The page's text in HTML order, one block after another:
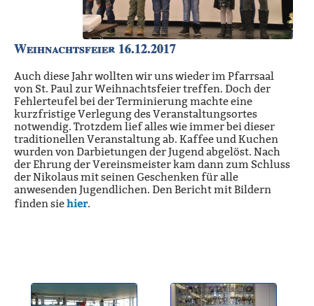
Weihnachtsfeier 16.12.2017
Auch diese Jahr wollten wir uns wieder im Pfarrsaal
von St. Paul zur Weihnachtsfeier treffen. Doch der
Fehlerteufel bei der Terminierung machte eine
kurzfristige Verlegung des Veranstaltungsortes
notwendig. Trotzdem lief alles wie immer bei dieser
traditionellen Veranstaltung ab. Kaffee und Kuchen
wurden von Darbietungen der Jugend abgelöst. Nach
der Ehrung der Vereinsmeister kam dann zum Schluss
der Nikolaus mit seinen Geschenken für alle
anwesenden Jugendlichen. Den Bericht mit Bildern
finden siehier.